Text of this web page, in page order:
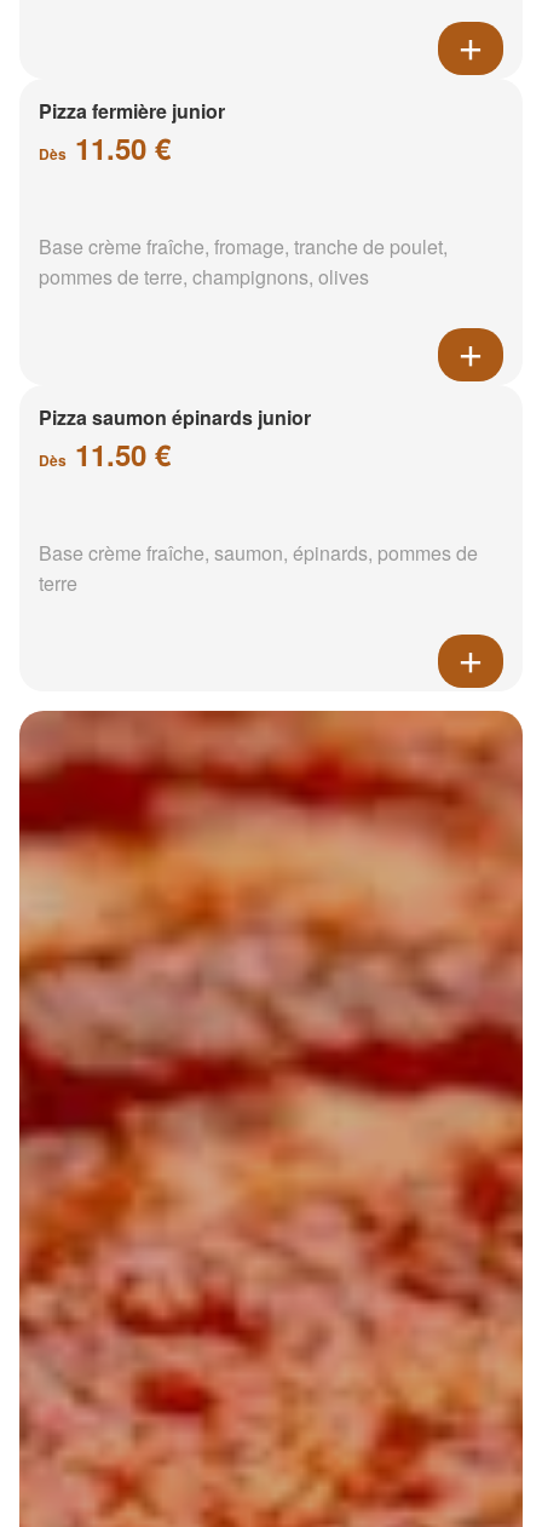
Pizza fermière junior
Dès 11.50 €
Base crème fraîche, fromage, tranche de poulet,
pommes de terre, champignons, olives
Pizza saumon épinards junior
Dès 11.50 €
Base crème fraîche, saumon, épinards, pommes de
terre